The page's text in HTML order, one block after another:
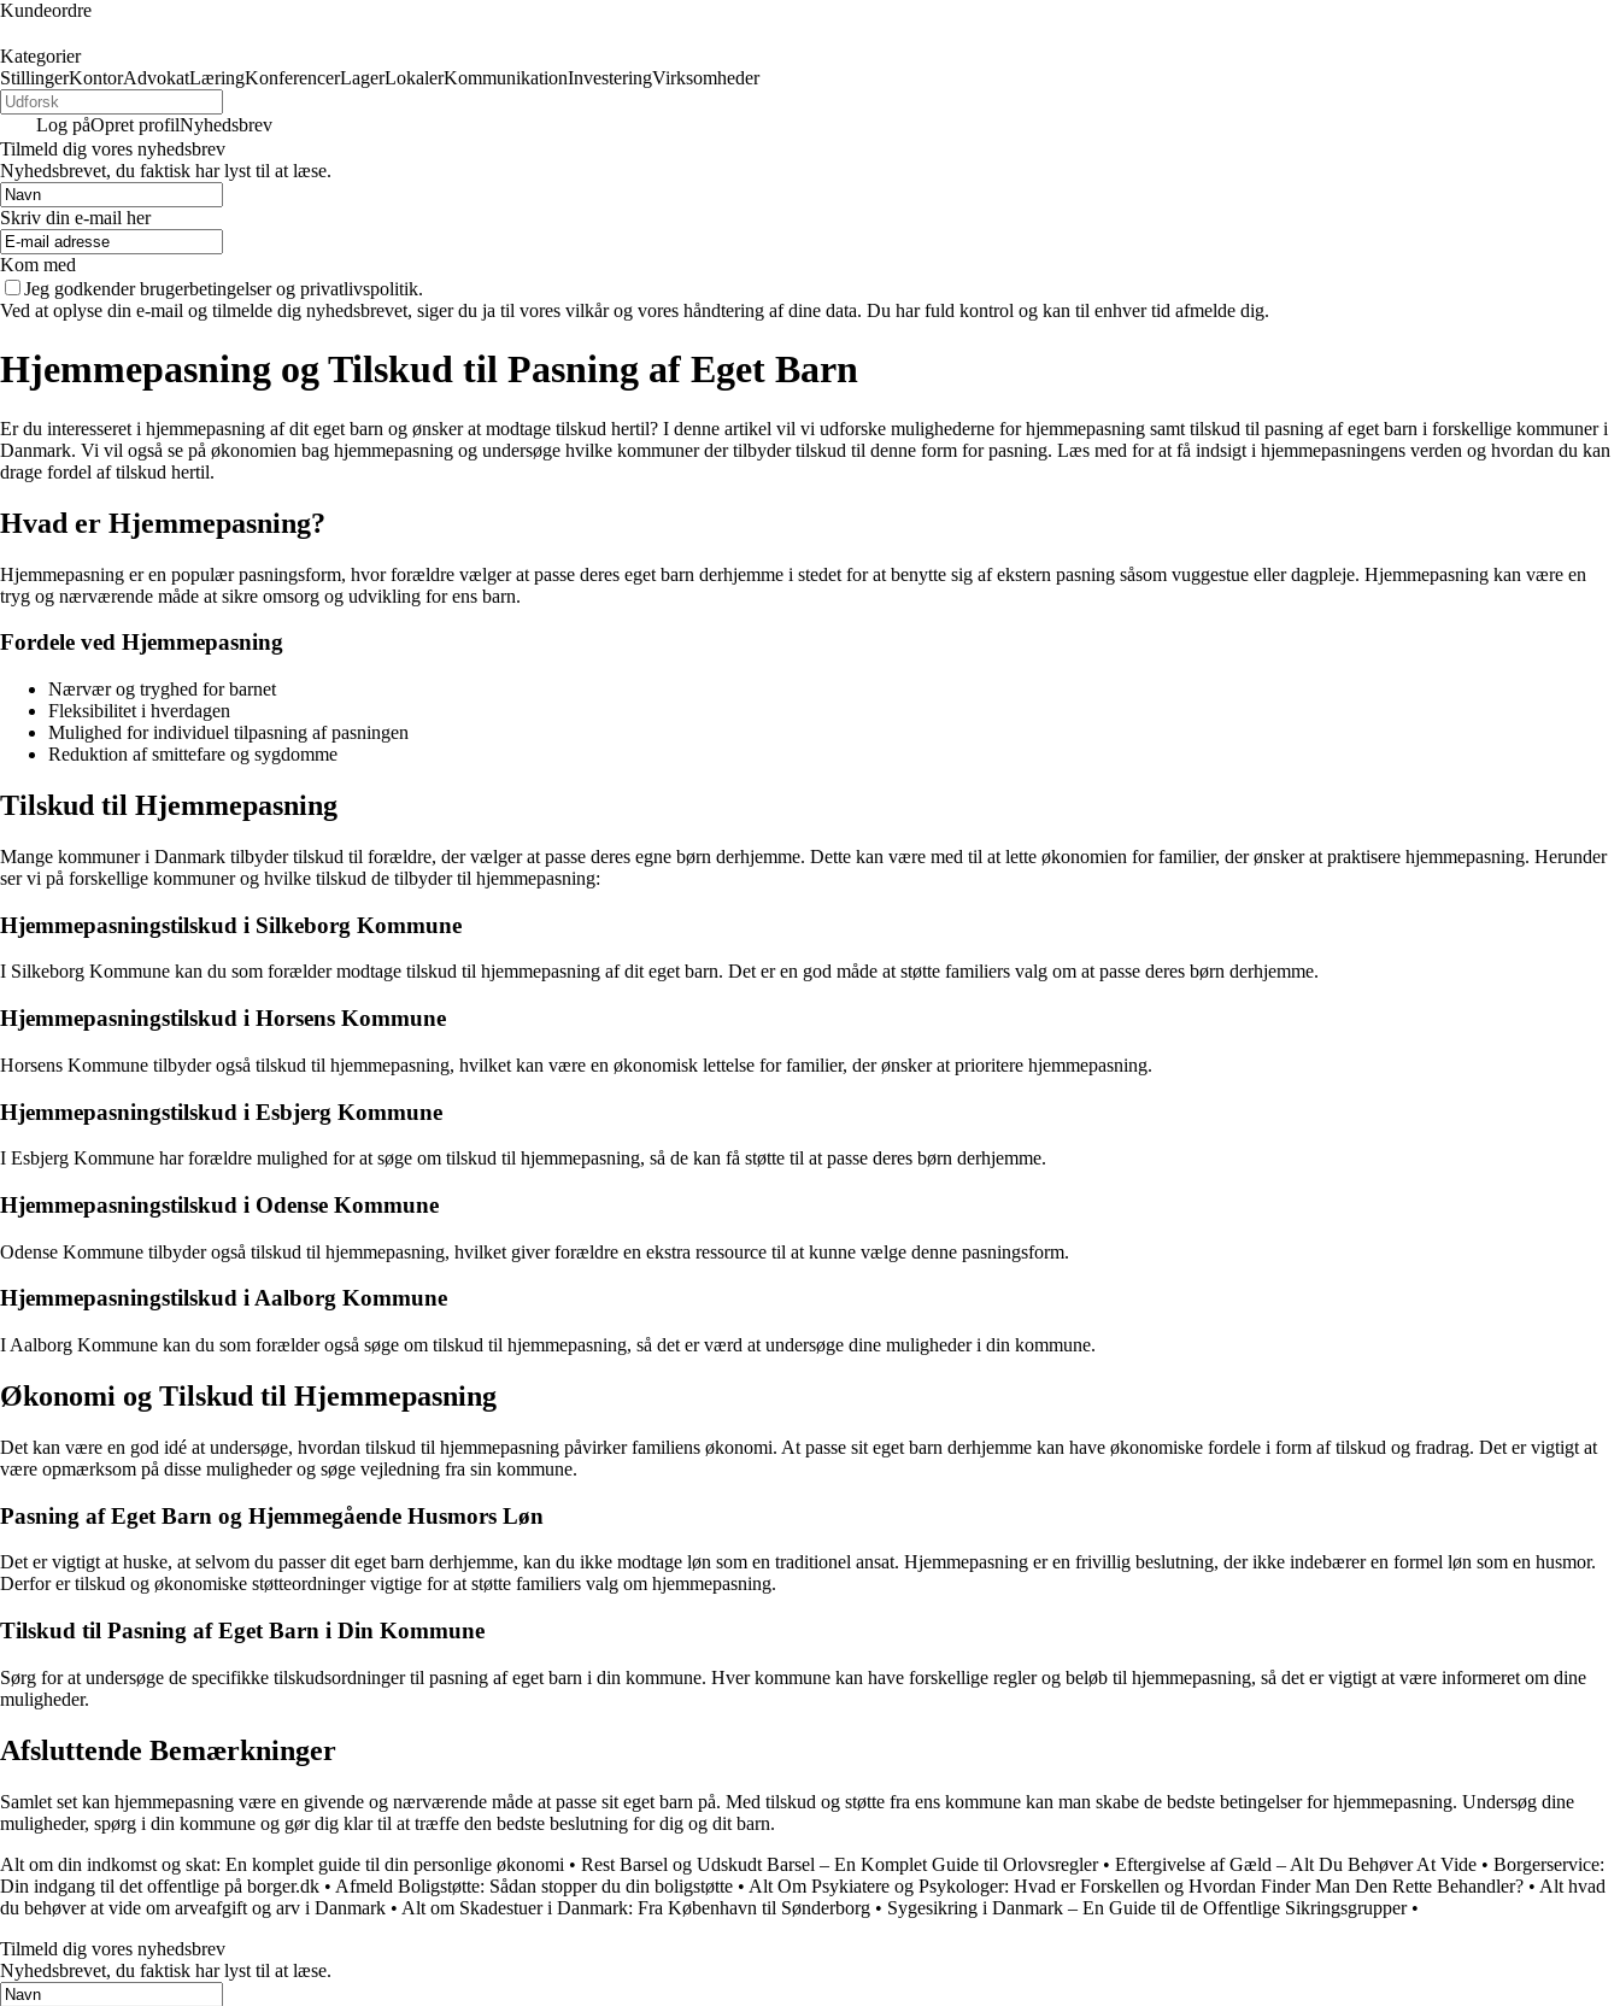
Kundeordre
Kategorier
StillingerKontorAdvokatLæringKonferencerLagerLokalerKommunikationInvesteringVirksomheder
Log påOpret profilNyhedsbrev
Tilmeld dig vores nyhedsbrev
Nyhedsbrevet, du faktisk har lyst til at læse.
Skriv din e-mail her
Kom med
Jeg godkender brugerbetingelser og privatlivspolitik.
Ved at oplyse din e-mail og tilmelde dig nyhedsbrevet, siger du ja til vores vilkår og vores håndtering af dine data. Du har fuld kontrol og kan til enhver tid afmelde dig.
Hjemmepasning og Tilskud til Pasning af Eget Barn
Er du interesseret i hjemmepasning af dit eget barn og ønsker at modtage tilskud hertil? I denne artikel vil vi udforske mulighederne for hjemmepasning samt tilskud til pasning af eget barn i forskellige kommuner i
Danmark. Vi vil også se på økonomien bag hjemmepasning og undersøge hvilke kommuner der tilbyder tilskud til denne form for pasning. Læs med for at få indsigt i hjemmepasningens verden og hvordan du kan
drage fordel af tilskud hertil.
Hvad er Hjemmepasning?
Hjemmepasning er en populær pasningsform, hvor forældre vælger at passe deres eget barn derhjemme i stedet for at benytte sig af ekstern pasning såsom vuggestue eller dagpleje. Hjemmepasning kan være en
tryg og nærværende måde at sikre omsorg og udvikling for ens barn.
Fordele ved Hjemmepasning
Nærvær og tryghed for barnet
Fleksibilitet i hverdagen
Mulighed for individuel tilpasning af pasningen
Reduktion af smittefare og sygdomme
Tilskud til Hjemmepasning
Mange kommuner i Danmark tilbyder tilskud til forældre, der vælger at passe deres egne børn derhjemme. Dette kan være med til at lette økonomien for familier, der ønsker at praktisere hjemmepasning. Herunder
ser vi på forskellige kommuner og hvilke tilskud de tilbyder til hjemmepasning:
Hjemmepasningstilskud i Silkeborg Kommune
I Silkeborg Kommune kan du som forælder modtage tilskud til hjemmepasning af dit eget barn. Det er en god måde at støtte familiers valg om at passe deres børn derhjemme.
Hjemmepasningstilskud i Horsens Kommune
Horsens Kommune tilbyder også tilskud til hjemmepasning, hvilket kan være en økonomisk lettelse for familier, der ønsker at prioritere hjemmepasning.
Hjemmepasningstilskud i Esbjerg Kommune
I Esbjerg Kommune har forældre mulighed for at søge om tilskud til hjemmepasning, så de kan få støtte til at passe deres børn derhjemme.
Hjemmepasningstilskud i Odense Kommune
Odense Kommune tilbyder også tilskud til hjemmepasning, hvilket giver forældre en ekstra ressource til at kunne vælge denne pasningsform.
Hjemmepasningstilskud i Aalborg Kommune
I Aalborg Kommune kan du som forælder også søge om tilskud til hjemmepasning, så det er værd at undersøge dine muligheder i din kommune.
Økonomi og Tilskud til Hjemmepasning
Det kan være en god idé at undersøge, hvordan tilskud til hjemmepasning påvirker familiens økonomi. At passe sit eget barn derhjemme kan have økonomiske fordele i form af tilskud og fradrag. Det er vigtigt at
være opmærksom på disse muligheder og søge vejledning fra sin kommune.
Pasning af Eget Barn og Hjemmegående Husmors Løn
Det er vigtigt at huske, at selvom du passer dit eget barn derhjemme, kan du ikke modtage løn som en traditionel ansat. Hjemmepasning er en frivillig beslutning, der ikke indebærer en formel løn som en husmor.
Derfor er tilskud og økonomiske støtteordninger vigtige for at støtte familiers valg om hjemmepasning.
Tilskud til Pasning af Eget Barn i Din Kommune
Sørg for at undersøge de specifikke tilskudsordninger til pasning af eget barn i din kommune. Hver kommune kan have forskellige regler og beløb til hjemmepasning, så det er vigtigt at være informeret om dine
muligheder.
Afsluttende Bemærkninger
Samlet set kan hjemmepasning være en givende og nærværende måde at passe sit eget barn på. Med tilskud og støtte fra ens kommune kan man skabe de bedste betingelser for hjemmepasning. Undersøg dine
muligheder, spørg i din kommune og gør dig klar til at træffe den bedste beslutning for dig og dit barn.
Alt om din indkomst og skat: En komplet guide til din personlige økonomi • Rest Barsel og Udskudt Barsel – En Komplet Guide til Orlovsregler• Eftergivelse af Gæld – Alt Du Behøver At Vide • Borgerservice:
Din indgang til det offentlige på borger.dk • Afmeld Boligstøtte: Sådan stopper du din boligstøtte • Alt Om Psykiatere og Psykologer: Hvad er Forskellen og Hvordan Finder Man Den Rette Behandler? • Alt hvad
du behøver at vide om arveafgift og arv i Danmark • Alt om Skadestuer i Danmark: Fra København til Sønderborg • Sygesikring i Danmark – En Guide til de Offentlige Sikringsgrupper•
Tilmeld dig vores nyhedsbrev
Nyhedsbrevet, du faktisk har lyst til at læse.